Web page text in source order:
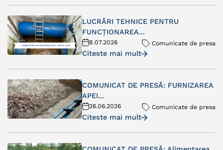
LUCRĂRI TEHNICE PENTRU
FUNCȚIONAREA...
8.07.2026 Comunicate de presa
Citeste mai mult
COMUNICAT DE PRESĂ: FURNIZAREA
APEI...
26.06.2026 Comunicate de presa
Citeste mai mult